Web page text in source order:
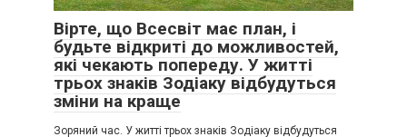
Вірте, що Всесвіт має план, і
будьте відкриті до можливостей,
які чекають попереду. У житті
трьох знаків Зодіаку відбудуться
зміни на краще
Зоряний час. У житті трьох знаків Зодіаку відбудуться